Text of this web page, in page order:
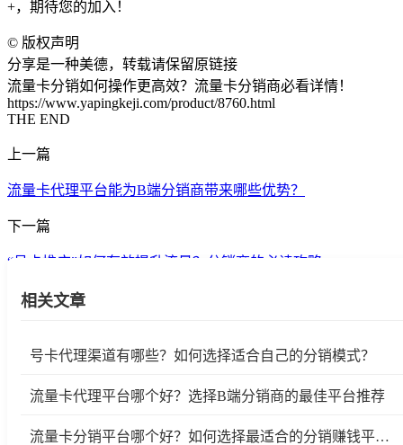
+，期待您的加入！
© 版权声明
分享是一种美德，转载请保留原链接
流量卡分销如何操作更高效？流量卡分销商必看详情！
https://www.yapingkeji.com/product/8760.html
THE END
上一篇
流量卡代理平台能为B端分销商带来哪些优势？
下一篇
“号卡推广”如何有效提升流量？分销商的必读攻略
相关文章
号卡代理渠道有哪些？如何选择适合自己的分销模式？
流量卡代理平台哪个好？选择B端分销商的最佳平台推荐
流量卡分销平台哪个好？如何选择最适合的分销赚钱平台？